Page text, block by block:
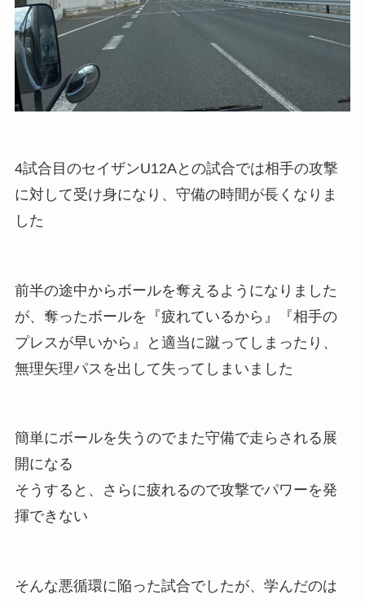
4試合目のセイザンU12Aとの試合では相手の攻撃
に対して受け身になり、守備の時間が長くなりま
した
前半の途中からボールを奪えるようになりました
が、奪ったボールを『疲れているから』『相手の
プレスが早いから』と適当に蹴ってしまったり、
無理矢理パスを出して失ってしまいました
簡単にボールを失うのでまた守備で走らされる展
開になる
そうすると、さらに疲れるので攻撃でパワーを発
揮できない
そんな悪循環に陥った試合でしたが、学んだのは